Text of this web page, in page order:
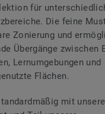
für
Die feine
Zonierung und
Übergänge zwischen
Lernumgebungen und
Flächen.
mit